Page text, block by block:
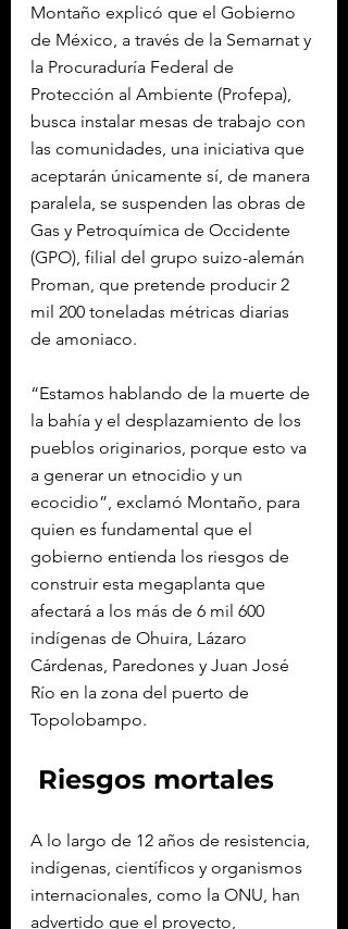
Montaño explicó que el Gobierno
de México, a través de la Semarnat y
la Procuraduría Federal de
Protección al Ambiente (Profepa),
busca instalar mesas de trabajo con
las comunidades, una iniciativa que
aceptarán únicamente sí, de manera
paralela, se suspenden las obras de
Gas y Petroquímica de Occidente
(GPO), filial del grupo suizo-alemán
Proman, que pretende producir 2
mil 200 toneladas métricas diarias
de amoniaco.
“Estamos hablando de la muerte de
la bahía y el desplazamiento de los
pueblos originarios, porque esto va
a generar un etnocidio y un
ecocidio”, exclamó Montaño, para
quien es fundamental que el
gobierno entienda los riesgos de
construir esta megaplanta que
afectará a los más de 6 mil 600
indígenas de Ohuira, Lázaro
Cárdenas, Paredones y Juan José
Río en la zona del puerto de
Topolobampo.
Riesgos mortales
A lo largo de 12 años de resistencia,
indígenas, científicos y organismos
internacionales, como la ONU, han
advertido que el proyecto,